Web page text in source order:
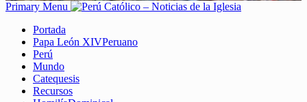
Primary Menu
Portada
Papa León XIVPeruano
Perú
Mundo
Catequesis
Recursos